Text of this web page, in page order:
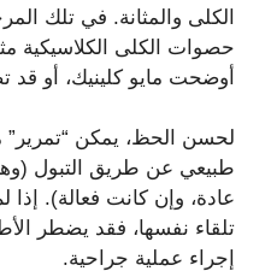
الكلى والمثانة. في تلك
حصوات الكلى الكلاسيكية
أوضحت مايو كلينيك، أو قد
لحسن الحظ، يمكن
طبيعي عن طريق التبول
عادة، وإن كانت فعالة).
تلقاء نفسها، فقد يضطر
إجراء عملية جراحية.